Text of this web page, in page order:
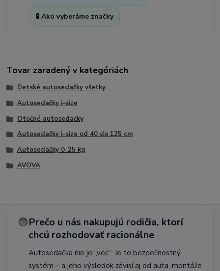
🧪 Ako vyberáme značky
Tovar zaradený v kategóriách
Detské autosedačky všetky
Autosedačky i-size
Otočné autosedačky
Autosedačky i-size od 40 do 125 cm
Autosedačky 0-25 kg
AVOVA
🟠Prečo u nás nakupujú rodičia, ktorí
chcú rozhodovať racionálne
Autosedačka nie je „vec“. Je to bezpečnostný
systém – a jeho výsledok závisí aj od auta, montáže